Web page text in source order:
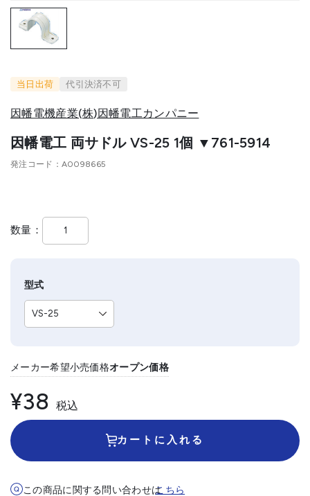
当日出荷 代引決済不可
因幡電機産業(株)因幡電工カンパニー
因幡電工 両サドル VS-25 1個 ▼761-5914
発注コード A0098665
数量
型式
メーカー希望小売価格オープン価格
¥38 税込
カートに入れる
この商品に関する問い合わせはこちら